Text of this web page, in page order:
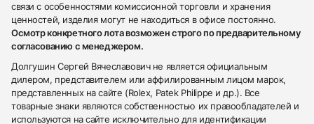
связи с особенностями комиссионной торговли и хранения
ценностей, изделия могут не находиться в офисе постоянно.
Осмотр конкретного лота возможен строго по предварительному
согласованию с менеджером.
Долгушин Сергей Вячеславович не является официальным
дилером, представителем или аффилированным лицом марок,
представленных на сайте (Rolex, Patek Philippe и др.). Все
товарные знаки являются собственностью их правообладателей и
используются на сайте исключительно для идентификации